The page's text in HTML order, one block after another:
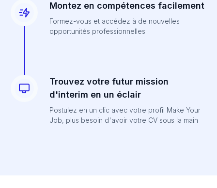
Montez en compétences facilement
Formez-vous et accédez à de nouvelles
opportunités professionnelles
Trouvez votre futur mission
d'interim en un éclair
Postulez en un clic avec votre profil Make Your
Job, plus besoin d'avoir votre CV sous la main